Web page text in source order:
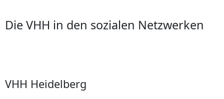
Die VHH in den sozialen Netzwerken
VHH Heidelberg